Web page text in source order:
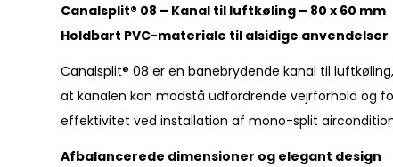
Canalsplit® 08 – Kanal til luftkøling – 80 x 60 mm
Holdbart PVC-materiale til alsidige anvendelser
Canalsplit® 08 er en banebrydende kanal til
at kanalen kan modstå udfordrende vejrforhold og
effektivitet ved installation af mono-split
Afbalancerede dimensioner og elegant design